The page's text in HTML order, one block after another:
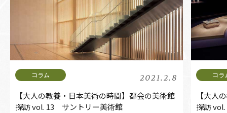
2021.2.8
【大人の教養・日本美術の時間】都会の美術館
探訪 vol. 13 サントリー美術館
【大人
探訪